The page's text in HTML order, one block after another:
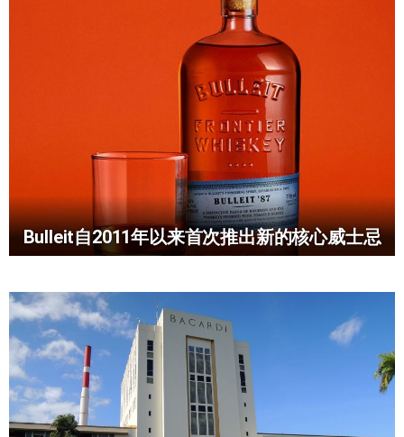
Bulleit自2011年以来首次推出新的核心威士忌